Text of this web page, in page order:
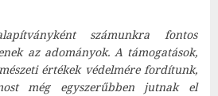
számunkra fontos
az adományok. A támogatások,
értékek védelmére fordítunk,
még egyszerűbben jutnak el